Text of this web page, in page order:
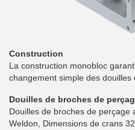
Construction
La construction monobloc
changement simple des
Douilles de broches de
Douilles de broches de perçage
Weldon, Dimensions de crans